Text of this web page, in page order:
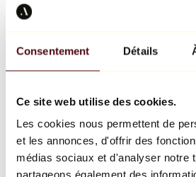
Consentement Détails
Ce site web utilise des cookies.
Les cookies nous permettent de
et les annonces, d'offrir des
médias sociaux et d'analyser notre
partageons également des
Richard Orlinski
Keith Haring
Jeff Koons
Jean-Michel Basquiat
Tous les designers
Œuvre de la semaine